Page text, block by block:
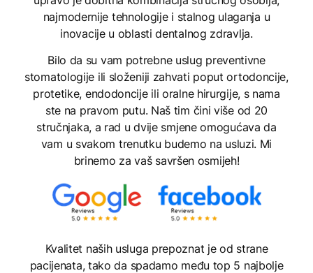
najmodernije tehnologije i stalnog ulaganja u
inovacije u oblasti dentalnog zdravlja.
Bilo da su vam potrebne uslug preventivne
stomatologije ili složeniji zahvati poput ortodoncije,
protetike, endodoncije ili oralne hirurgije, s nama
ste na pravom putu. Naš tim čini više od 20
stručnjaka, a rad u dvije smjene omogućava da
vam u svakom trenutku budemo na usluzi. Mi
brinemo za vaš savršen osmijeh!
Kvalitet naših usluga prepoznat je od strane
pacijenata, tako da spadamo među top 5 najbolje